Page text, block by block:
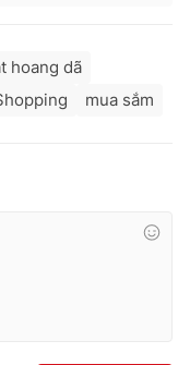
hoang dã
mua sắm